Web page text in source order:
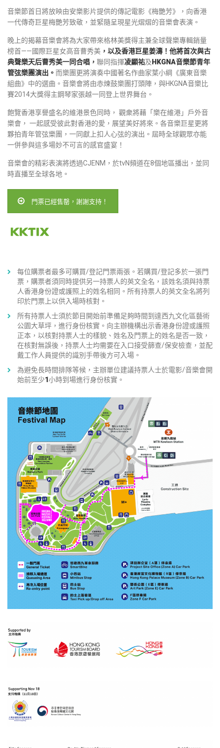
音樂節首日將放映由安樂影片提供的傳記電影《梅艷芳》，向香港
一代傳奇巨星梅艷芳致敬，並緊隨呈現星光熠熠的音樂會表演。
晚上的揭幕音樂會將為大家帶來格林美獎得主兼全球聲樂專輯銷量
榜首——國際巨星女高音曹秀美 ，以及香港巨星姜濤！他將首次與古
典聲樂天后曹秀美一同合唱， 聯同指揮凌顯祐及HKGNA音樂節青年
管弦樂團演出。 而樂團更將演奏中國著名作曲家葉小綱《廣東音樂
組曲》中的選曲。音樂會將由赤煉鼓樂團打頭陣，與HKGNA音樂比
賽2014大獎得主鋼琴家張越一同登上世界舞台。
飽覽香港享譽盛名的維港景色同時， 觀衆將藉「樂在維港」戶外音
樂會， 一起感受彼此對香港的愛，展望美好將來。各音樂巨星更將
夥拍青年管弦樂團，一同獻上扣人心弦的演出。屆時全球觀眾亦能
一併參與這多場妙不可言的感官盛宴！
音樂會的精彩表演將透過CJENM，於tvN頻道在8個地區播出，並同
時直播至全球各地。
門票已經售罄，謝謝支持！
每位購票者最多可購買/登記門票兩張。若購買/登記多於一張門
票，購票者須同時提供另一持票人的英文全名，該姓名須與持票
人香港身份證或護照上的姓名相同。所有持票人的英文全名將列
印於門票上以供入場時核對。
所有持票人士須於節目開始前準備足夠時間到達西九文化區藝術
公園大草坪，進行身份核實。向主辦機構出示香港身份證或護照
正本，以核對持票人士的樣貌、姓名及門票上的姓名是否一致，
在核對無誤後，持票人士均需要在入口接受篩查/保安檢查，並配
戴工作人員提供的識別手帶後方可入場。
為避免長時間排隊等候，主辦單位建議持票人士於電影/音樂會開
始前至少1小時到場進行身份核實。